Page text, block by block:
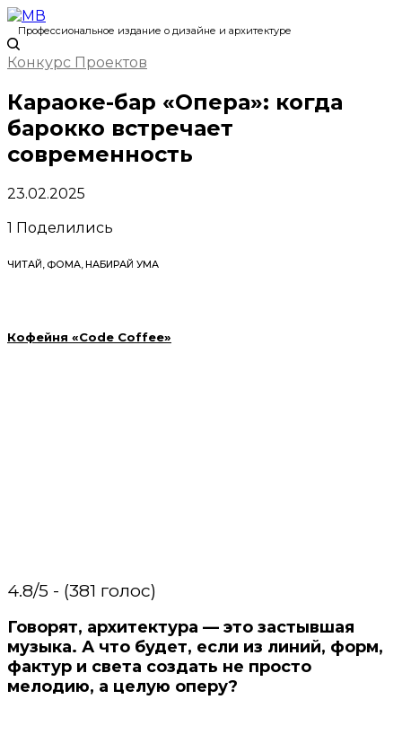
Профессиональное издание о дизайне и архитектуре
Конкурс Проектов
Караоке-бар «Опера»: когда
барокко встречает
современность
23.02.2025
1 Поделились
ЧИТАЙ, ФОМА, НАБИРАЙ УМА
Кофейня «Code Coffee»
4.8/5 - (381 голос)
Говорят, архитектура — это застывшая
музыка. А что будет, если из линий, форм,
фактур и света создать не просто
мелодию, а целую оперу?